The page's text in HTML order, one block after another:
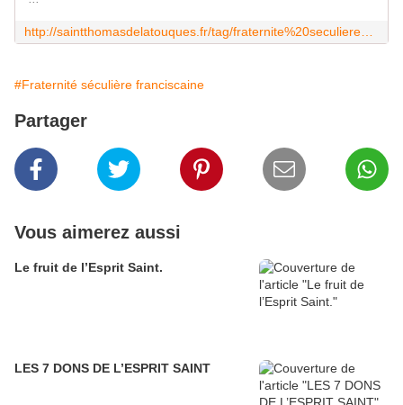
#Fraternité séculière franciscaine
Partager
Vous aimerez aussi
Le fruit de l’Esprit Saint.
LES 7 DONS DE L’ESPRIT SAINT